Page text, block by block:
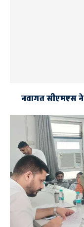
नवागत सीएमएस ने